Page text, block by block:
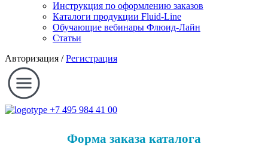
Инструкция по оформлению заказов
Каталоги продукции Fluid-Line
Обучающие вебинары Флюид-Лайн
Статьи
Авторизация /Регистрация
+7 495 984 41 00
Форма заказа каталога